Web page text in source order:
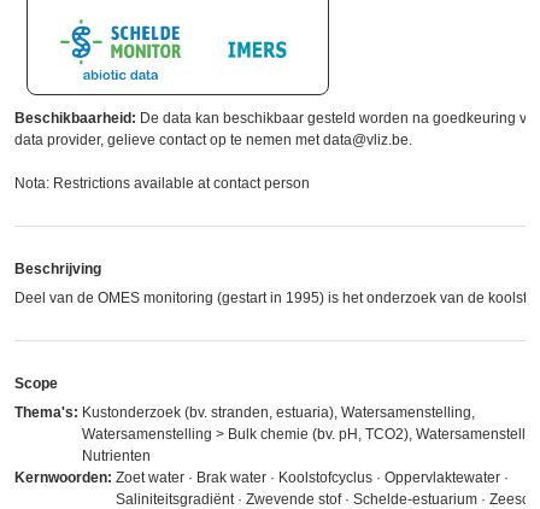
Beschikbaarheid: De data kan beschikbaar gesteld worden na goedkeuring
data provider, gelieve contact op te nemen met data@vliz.be.
Nota: Restrictions available at contact person
Beschrijving
Deel van de OMES monitoring (gestart in 1995) is het onderzoek van de
Scope
Thema's: Kustonderzoek (bv. stranden, estuaria), Watersamenstelling,
Watersamenstelling > Bulk chemie (bv. pH, TCO2),
Nutrienten
Kernwoorden: Zoet water · Brak water · Koolstofcyclus · Oppervlaktewater ·
Saliniteitsgradiënt · Zwevende stof · Schelde-estuarium ·